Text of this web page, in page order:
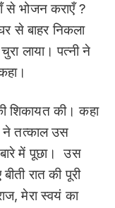
से भोजन कराएँ ?
से बाहर निकला
लाया। पत्नी ने
शिकायत की। कहा
ने तत्काल उस
बारे में पूछा। उस
रात की पूरी
मेरा स्वयं का